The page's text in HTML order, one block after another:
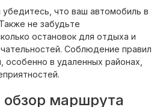
что ваш автомобиль в
не забудьте
остановок для отдыха и
Соблюдение правил
в удаленных районах,
обзор маршрута